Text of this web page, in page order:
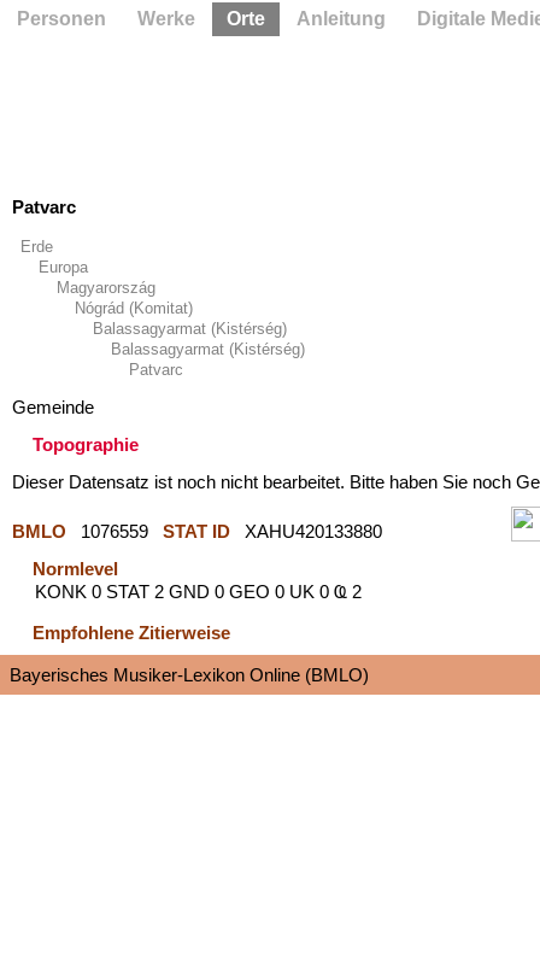
Patvarc
Erde
Europa
Magyarország
Nógrád (Komitat)
Balassagyarmat (Kistérség)
Balassagyarmat (Kistérség)
Patvarc
Gemeinde
Topographie
Dieser Datensatz ist noch nicht bearbeitet. Bitte haben Sie noch
BMLO 1076559 STAT ID
XAHU420133880
Normlevel
KONK 0 STAT 2 GND 0 GEO 0 UK 0 Ҩ 2
Empfohlene Zitierweise
Bayerisches Musiker-Lexikon Online (BMLO)
Personen Werke Orte Anleitung Digitale